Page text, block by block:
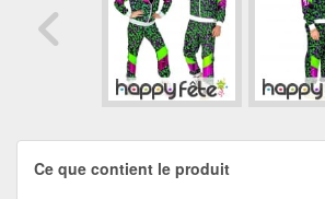
Ce que contient le produit